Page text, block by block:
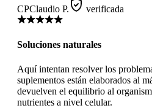
CPClaudio P. verificada
Soluciones naturales
Aquí intentan resolver los
suplementos están elaborados al
devuelven el equilibrio al
nutrientes a nivel celular.